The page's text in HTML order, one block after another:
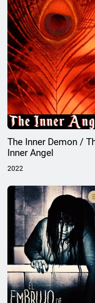
The Inner Demon /
Inner Angel
2022